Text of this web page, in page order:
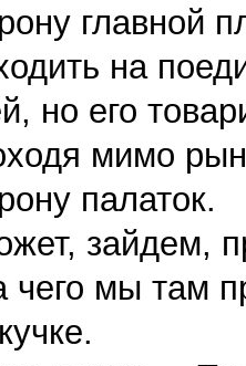
главной
на
но его
мимо
палаток.
зайдем,
чего мы там